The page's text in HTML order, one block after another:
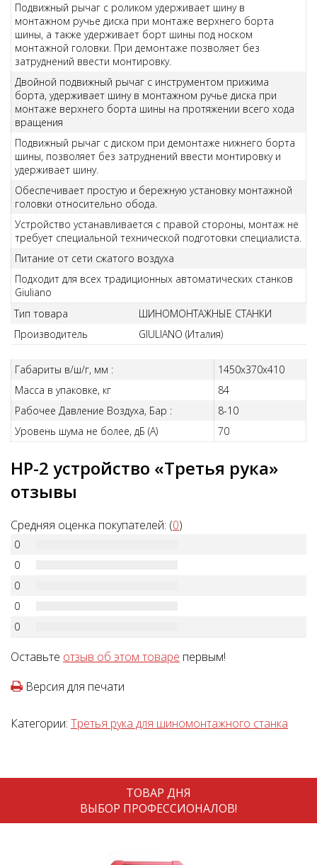
Подвижный рычаг с роликом удерживает шину в
монтажном ручье диска при монтаже верхнего борта
шины, а также удерживает борт шины под носком
монтажной головки. При демонтаже позволяет без
затруднений ввести монтировку.
Двойной подвижный рычаг с инструментом прижима
борта, удерживает шину в монтажном ручье диска при
монтаже верхнего борта шины на протяжении всего хода
вращения
Подвижный рычаг с диском при демонтаже нижнего борта
шины, позволяет без затруднений ввести монтировку и
удерживает шину.
Обеспечивает простую и бережную установку монтажной
головки относительно обода.
Устройство устанавливается с правой стороны, монтаж не
требует специальной технической подготовки специалиста.
Питание от сети сжатого воздуха
Подходит для всех традиционных автоматических станков
Giuliano
Тип товара
ШИНОМОНТАЖНЫЕ СТАНКИ
Производитель
GIULIANO (Италия)
Габариты в/ш/г, мм :
1450х370х410
Масса в упаковке, кг
84
Рабочее Давление Воздуха, Бар :
8-10
Уровень шума не более, дБ (А)
70
HP-2 устройство «Третья рука»
отзывы
Средняя оценка покупателей: (0)
0
0
0
0
0
Оставьте отзыв об этом товаре первым!
Версия для печати
Категории: Третья рука для шиномонтажного станка
ТОВАР ДНЯ
ВЫБОР ПРОФЕССИОНАЛОВ!